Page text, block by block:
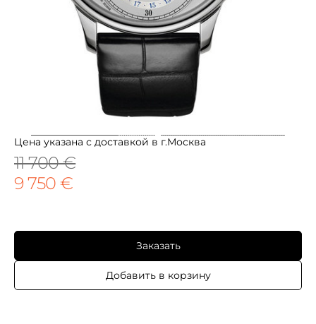
Цена указана с доставкой в г.Москва
11 700 €
9 750 €
Заказать
Добавить в корзину